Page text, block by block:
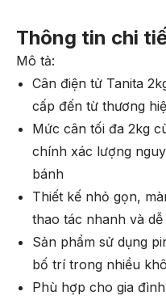
Thông tin chi
Mô tả:
Cân điện tử Tanita
cấp đến từ thương
Mức cân tối đa 2kg
chính xác lượng
bánh
Thiết kế nhỏ gọn,
thao tác nhanh và
Sản phẩm sử dụng
bố trí trong nhiều
Phù hợp cho gia